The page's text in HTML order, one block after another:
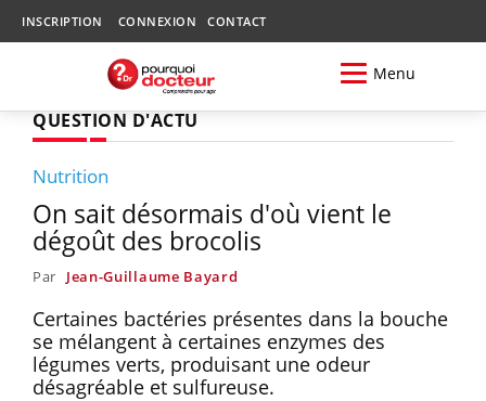
INSCRIPTION CONNEXION CONTACT
Menu
QUESTION D'ACTU
Nutrition
On sait désormais d'où vient le
dégoût des brocolis
Par Jean-Guillaume Bayard
Certaines bactéries présentes dans la bouche
se mélangent à certaines enzymes des
légumes verts, produisant une odeur
désagréable et sulfureuse.